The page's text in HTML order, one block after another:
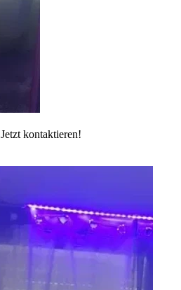
Jetzt kontaktieren!